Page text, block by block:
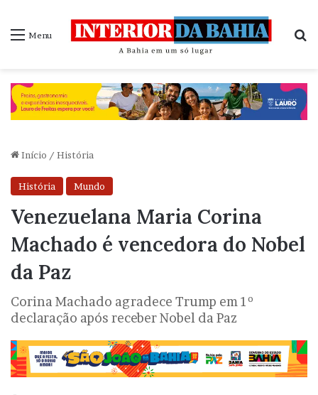
Menu
Início / História
História Mundo
Venezuelana Maria Corina
Machado é vencedora do Nobel
da Paz
Corina Machado agradece Trump em 1º
declaração após receber Nobel da Paz